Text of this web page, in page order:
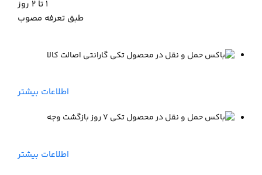
۱ تا ۲ روز
طبق تعرفه مصوب
گارانتی اصالت کالا
اطلاعات بیشتر
۷ روز بازگشت وجه
اطلاعات بیشتر